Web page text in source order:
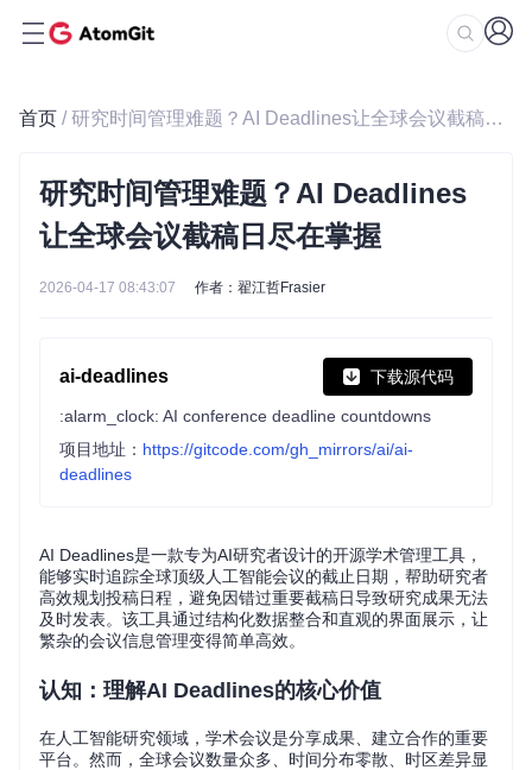
首页 / 研究时间管理难题？AI Deadlines让全球会议截稿日尽在掌握
研究时间管理难题？AI Deadlines
让全球会议截稿日尽在掌握
2026-04-17 08:43:07 作者：翟江哲Frasier
ai-deadlines 下载源代码
:alarm_clock: AI conference deadline countdowns
项目地址： https://gitcode.com/gh_mirrors/ai/ai-
deadlines
AI Deadlines是一款专为AI研究者设计的开源学术管理工具，
能够实时追踪全球顶级人工智能会议的截止日期，帮助研究者
高效规划投稿日程，避免因错过重要截稿日导致研究成果无法
及时发表。该工具通过结构化数据整合和直观的界面展示，让
繁杂的会议信息管理变得简单高效。
认知：理解AI Deadlines的核心价值
在人工智能研究领域，学术会议是分享成果、建立合作的重要
平台。然而，全球会议数量众多、时间分布零散、时区差异显